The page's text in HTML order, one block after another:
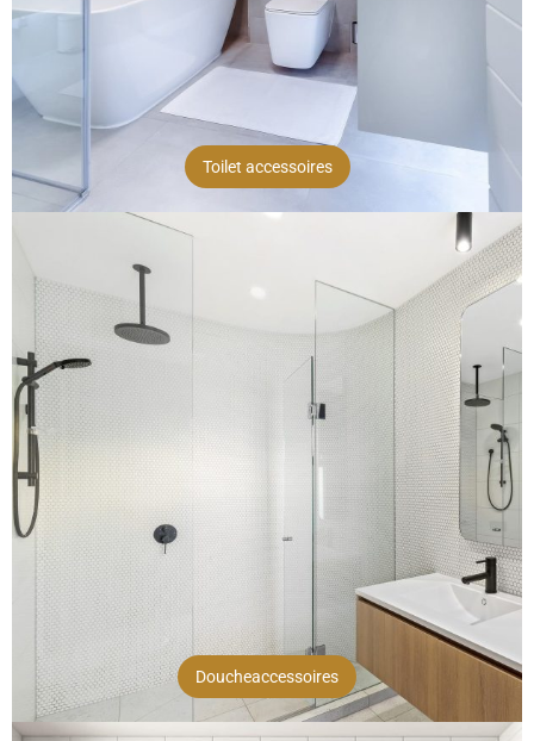
Toilet accessoires
Doucheaccessoires